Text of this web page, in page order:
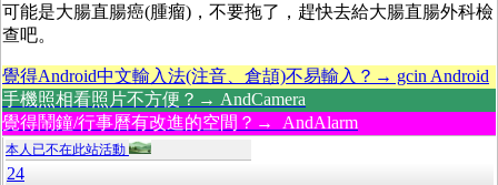
可能是大腸直腸癌(腫瘤)，不要拖了，趕快去給大腸直腸外科檢
查吧。
覺得Android中文輸入法(注音、倉頡)不易輸入？→ gcin Android
手機照相看照片不方便？→ AndCamera
覺得鬧鐘/行事曆有改進的空間？→ AndAlarm
本人已不在此站活動
24